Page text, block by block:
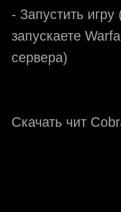
- Запустить
запускаете
сервера)
Скачать чит